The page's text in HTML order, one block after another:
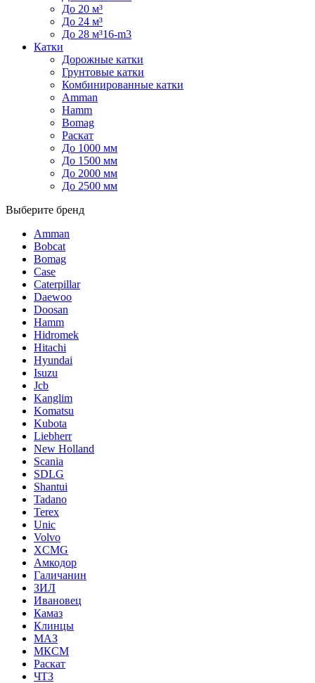
До 20 м³
До 24 м³
До 28 м³16-m3
Катки
Дорожные катки
Грунтовые катки
Комбинированные катки
Amman
Hamm
Bomag
Раскат
До 1000 мм
До 1500 мм
До 2000 мм
До 2500 мм
Выберите бренд
Amman
Bobcat
Bomag
Case
Caterpillar
Daewoo
Doosan
Hamm
Hidromek
Hitachi
Hyundai
Isuzu
Jcb
Kanglim
Komatsu
Kubota
Liebherr
New Holland
Scania
SDLG
Shantui
Tadano
Terex
Unic
Volvo
XCMG
Амкодор
Галичанин
ЗИЛ
Ивановец
Камаз
Клинцы
МАЗ
МКСМ
Раскат
ЧТЗ